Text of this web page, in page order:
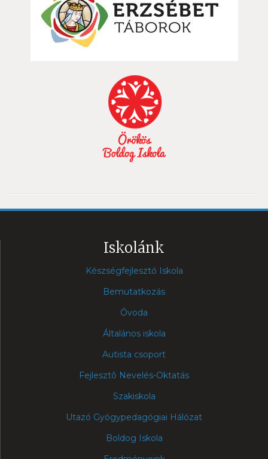
Iskolánk
Készségfejlesztő Iskola
Bemutatkozás
Óvoda
Általános iskola
Autista csoport
Fejlesztõ Nevelés-Oktatás
Szakiskola
Utazó Gyógypedagógiai Hálózat
Boldog Iskola